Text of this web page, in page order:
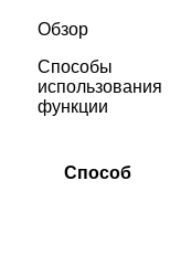
Обзор
Способы
использования
функции
Способ